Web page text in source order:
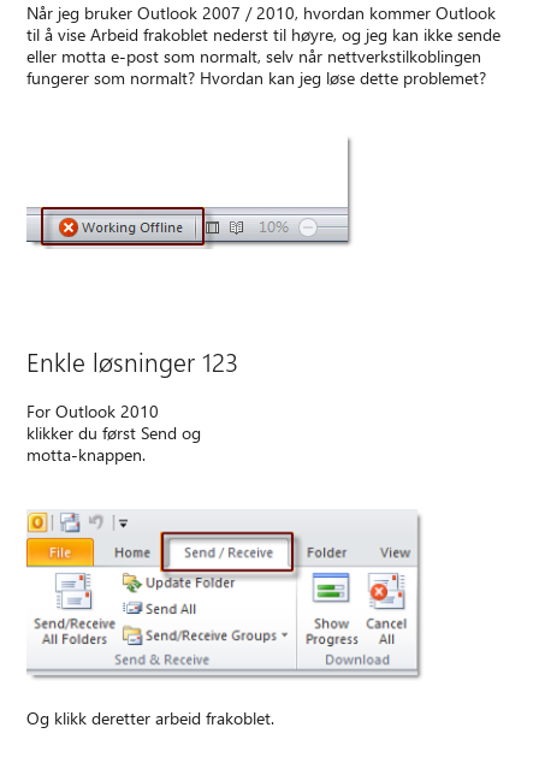
Når jeg bruker Outlook 2007 / 2010, hvordan kommer Outlook
til å vise Arbeid frakoblet nederst til høyre, og jeg kan ikke sende
eller motta e-post som normalt, selv når nettverkstilkoblingen
fungerer som normalt? Hvordan kan jeg løse dette problemet?
Enkle løsninger 123
For Outlook 2010
klikker du først Send og
motta-knappen.
Og klikk deretter arbeid frakoblet.